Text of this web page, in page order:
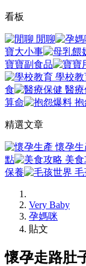
看板
閒聊
寶大小事
寶寶副食品
學校教
食
醫療
算命
抱
精選文章
懷孕生
點
美
保養
毛
Very Baby
孕媽咪
貼文
懷孕走路肚